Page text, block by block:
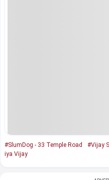
#SlumDog - 33 Temple Road #Vijay
iya Vijay